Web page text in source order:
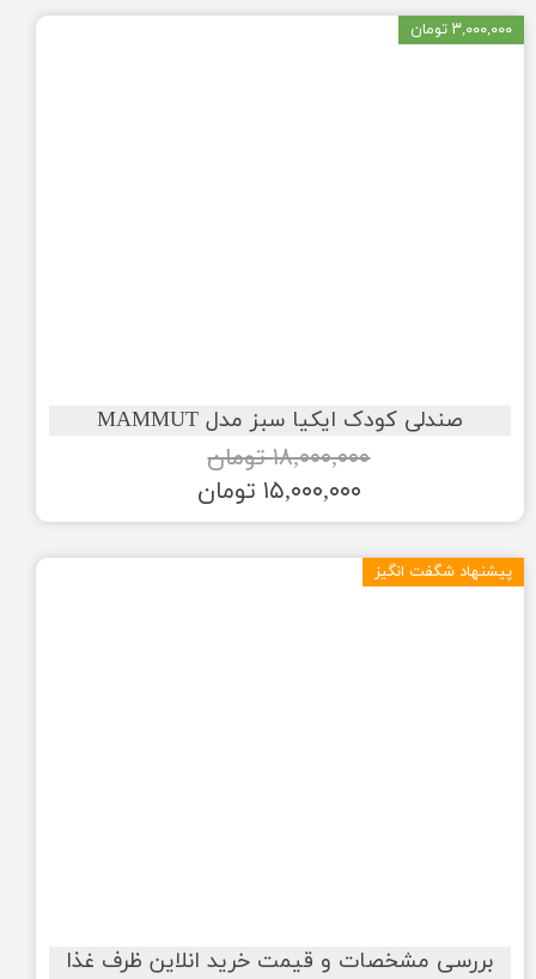
صندلی کودک ایکیا سبز مدل MAMMUT
۱۸,۰۰۰,۰۰۰ تومان
۱۵,۰۰۰,۰۰۰ تومان
۳,۰۰۰,۰۰۰ تومان
بررسی مشخصات و قیمت خرید انلاین ظرف غذا
پیشنهاد شگفت انگیز